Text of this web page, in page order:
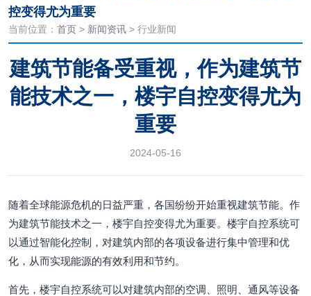
控变得尤为重要
当前位置： 首页 > 新闻资讯 > 行业新闻
建筑节能备受重视，作为建筑节
能技术之一，楼宇自控变得尤为
重要
2024-05-16
随着全球能源危机的日益严重，各国纷纷开始重视建筑节能。作
为建筑节能技术之一，楼宇自控变得尤为重要。楼宇自控系统可
以通过智能化控制，对建筑内部的各项设备进行集中管理和优
化，从而实现能源的有效利用和节约。
首先，楼宇自控系统可以对建筑内部的空调、照明、通风等设备